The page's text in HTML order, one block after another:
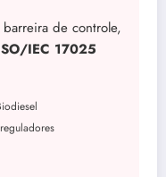
de controle,
IEC 17025